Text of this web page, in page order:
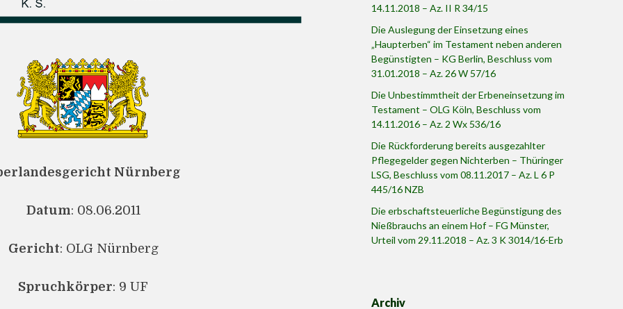
Nürnberg
Datum: 08.06.2011
Gericht: OLG Nürnberg
Spruchkörper: 9 UF
14.11.2018 – Az. II R 34/15
Die Auslegung der Einsetzung eines
„Haupterben“ im Testament neben anderen
Begünstigten – KG Berlin, Beschluss vom
31.01.2018 – Az. 26 W 57/16
Die Unbestimmtheit der Erbeneinsetzung im
Testament – OLG Köln, Beschluss vom
14.11.2016 – Az. 2 Wx 536/16
Die Rückforderung bereits ausgezahlter
Pflegegelder gegen Nichterben – Thüringer
LSG, Beschluss vom 08.11.2017 – Az. L 6 P
445/16 NZB
Die erbschaftsteuerliche Begünstigung des
Nießbrauchs an einem Hof – FG Münster,
Urteil vom 29.11.2018 – Az. 3 K 3014/16-Erb
Archiv